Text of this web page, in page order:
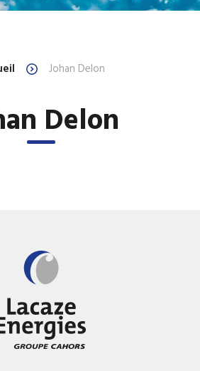
Johan Delon
Delon